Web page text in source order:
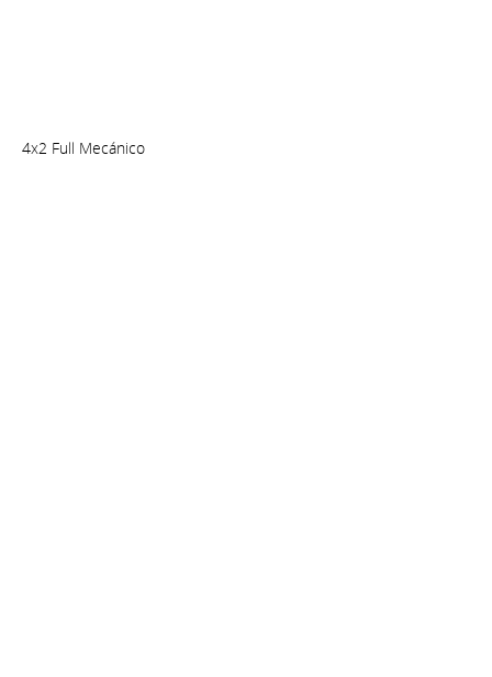
4x2 Full Mecánico